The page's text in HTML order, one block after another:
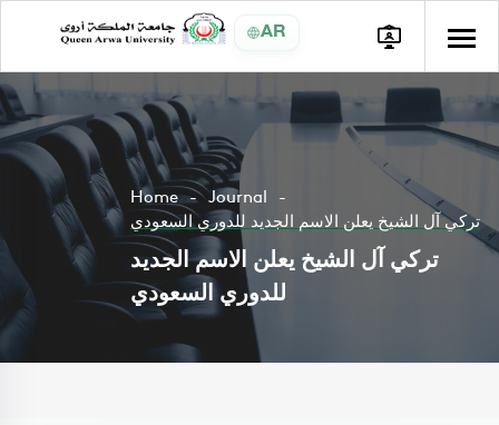
AR
Home
Journal
تركي آل الشيخ يعلن الاسم الجديد للدوري السعودي
تركي آل الشيخ يعلن الاسم الجديد
للدوري السعودي